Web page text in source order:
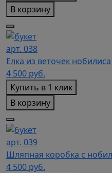
В корзину
арт. 038
Елка из веточек
4 500 руб.
Купить в 1 клик
В корзину
арт. 039
Шляпная коробка с
4 500 руб.